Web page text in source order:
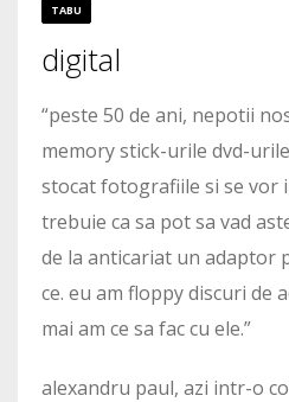
2673
TABU
digital
“peste 50 de ani, nepotii
memory stick-urile dvd-
stocat fotografiile si se vor
trebuie ca sa pot sa vad
de la anticariat un adaptor
ce. eu am floppy discuri de
mai am ce sa fac cu ele.”
alexandru paul, azi intr-o